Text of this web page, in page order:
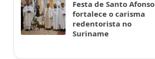
Festa de Santo Afonso
fortalece o carisma
redentorista no
Suriname